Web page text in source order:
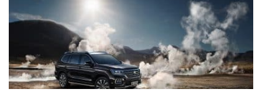
el
7
la
marca
llega